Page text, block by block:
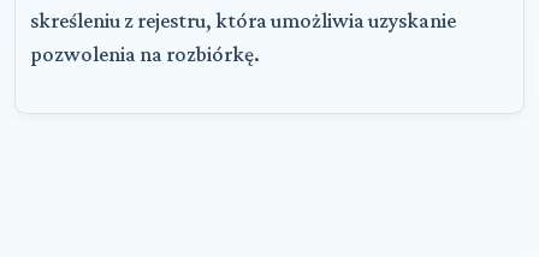
skreśleniu z rejestru, która umożliwia uzyskanie
pozwolenia na rozbiórkę.